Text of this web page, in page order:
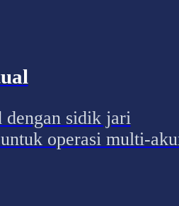
sidik jari
operasi multi-